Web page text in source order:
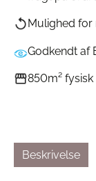
Mulighed for
Godkendt af
850m²
Beskrivelse